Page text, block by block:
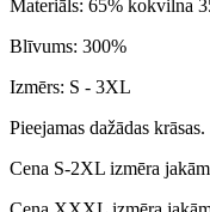
Materiāls: 65% kokvilna
Blīvums: 300%
Izmērs: S - 3XL
Pieejamas dažādas krāsas.
Cena S-2XL izmēra